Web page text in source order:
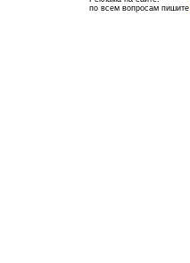
по всем вопросам пишите